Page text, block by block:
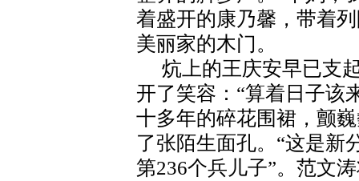
着盛开的康乃馨，带着
美丽家的木门。
炕上的王庆安早已支
开了笑容：“算着日子该
十多年的碎花围裙，颤
了张陌生面孔。“这是新
第236个兵儿子”。范文